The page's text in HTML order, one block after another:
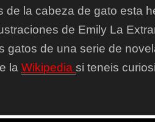
de la cabeza de gato esta
de Emily La
gatos de una serie de
laWikipediasi teneis